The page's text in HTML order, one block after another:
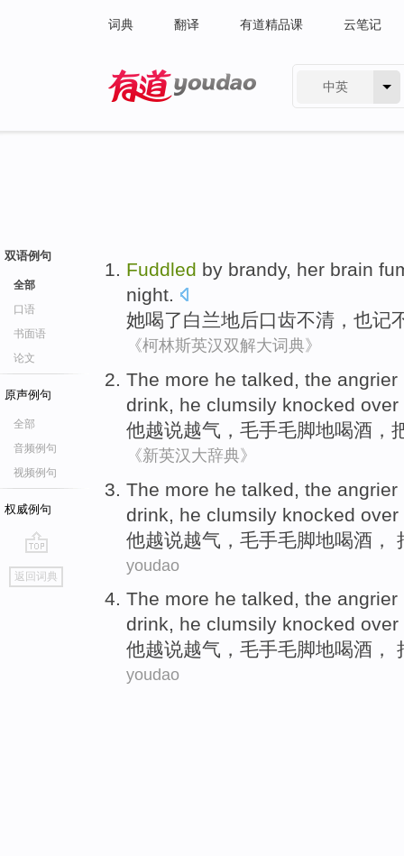
词典 翻译 有道精品课 云笔记
中英
双语例句
全部
口语
书面语
论文
原声例句
全部
音频例句
视频例句
权威例句
go
top
返回词典
Fuddled by brandy, her brain
night.
她喝了白兰地后口齿不清，也记
《柯林斯英汉双解大词典》
The more he talked, the
drink, he clumsily knocked
他越说越气， 毛手毛脚地喝酒 ，
《新英汉大辞典》
The more he talked, the
drink
he clumsily knocked
他越说越气， 毛手毛脚地喝酒 ，
youdao
The more he talked, the
drink, he clumsily knocked
他越说越气， 毛手毛脚地喝酒 ，
youdao